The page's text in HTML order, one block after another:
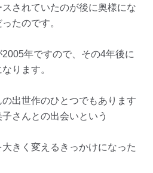
されていたのが後に奥様にな
たのです。
年ですので、その4年後に
ります。
出世作のひとつでもあります
さんとの出会いという
きく変えるきっかけになった